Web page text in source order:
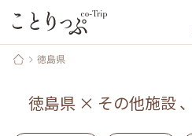
徳島県
徳島県 × その他施設、